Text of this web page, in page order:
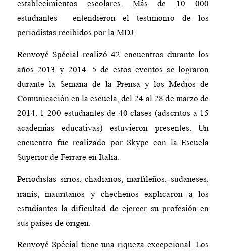
establecimientos escolares. Más de 10 000
estudiantes entendieron el testimonio de los
periodistas recibidos por la MDJ.
Renvoyé Spécial realizó 42 encuentros durante los
años 2013 y 2014. 5 de estos eventos se lograron
durante la Semana de la Prensa y los Medios de
Comunicación en la escuela, del 24 al 28 de marzo de
2014. 1 200 estudiantes de 40 clases (adscritos a 15
academias educativas) estuvieron presentes. Un
encuentro fue realizado por Skype con la Escuela
Superior de Ferrare en Italia.
Periodistas sirios, chadianos, marfileños, sudaneses,
iranís, mauritanos y chechenos explicaron a los
estudiantes la dificultad de ejercer su profesión en
sus países de origen.
Renvoyé Spécial tiene una riqueza excepcional. Los